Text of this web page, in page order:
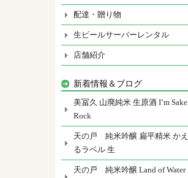
配達・贈り物
生ビールサーバーレンタル
店舗紹介
新着情報＆ブログ
美冨久 山廃純米 生原酒 I’m Sake
Rock
天の戸 純米吟醸 扁平精米 かえ
るラベル 生
天の戸 純米吟醸 Land of Water